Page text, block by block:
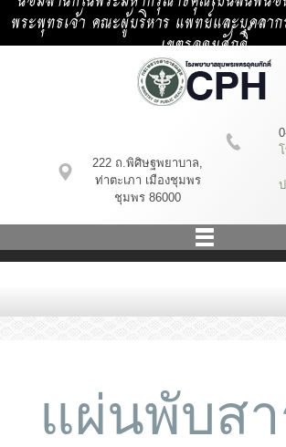
พระพุทธเจ้า คณะผู้บริหาร แพทย์และบุคลา
เขตรอุดมศักดิ์
222 ถ.พิศิษฐพยาบาล,
ท่าตะเภา เมืองชุมพร
ชุมพร 86000
แผ่นพับสา